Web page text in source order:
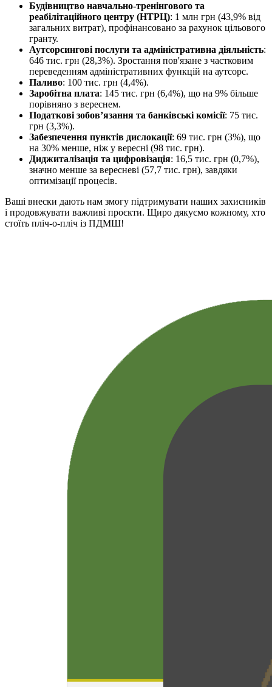
Будівництво навчально-тренінгового та
реабілітаційного центру (НТРЦ): 1 млн грн (43,9% від
загальних витрат), профінансовано за рахунок цільового
гранту.
Аутсорсингові послуги та адміністративна діяльність:
646 тис. грн (28,3%). Зростання пов'язане з частковим
переведенням адміністративних функцій на аутсорс.
Паливо: 100 тис. грн (4,4%).
Заробітна плата: 145 тис. грн (6,4%), що на 9% більше
порівняно з вереснем.
Податкові зобов’язання та банківські комісії: 75 тис.
грн (3,3%).
Забезпечення пунктів дислокації: 69 тис. грн (3%), що
на 30% менше, ніж у вересні (98 тис. грн).
Диджиталізація та цифровізація: 16,5 тис. грн (0,7%),
значно менше за вересневі (57,7 тис. грн), завдяки
оптимізації процесів.
Ваші внески дають нам змогу підтримувати наших захисників
і продовжувати важливі проєкти. Щиро дякуємо кожному, хто
стоїть пліч-о-пліч із ПДМШ!